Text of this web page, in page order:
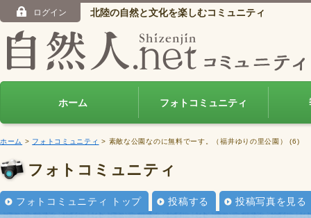
ログイン 北陸の自然と文化を楽しむコミュニティ
ホーム フォトコミュニティ
ホーム > フォトコミュニティ > 素敵な公園なのに無料でーす。（福井ゆりの里公園） (6)
フォトコミュニティ
フォトコミュニティ トップ 投稿する 投稿写真を見る